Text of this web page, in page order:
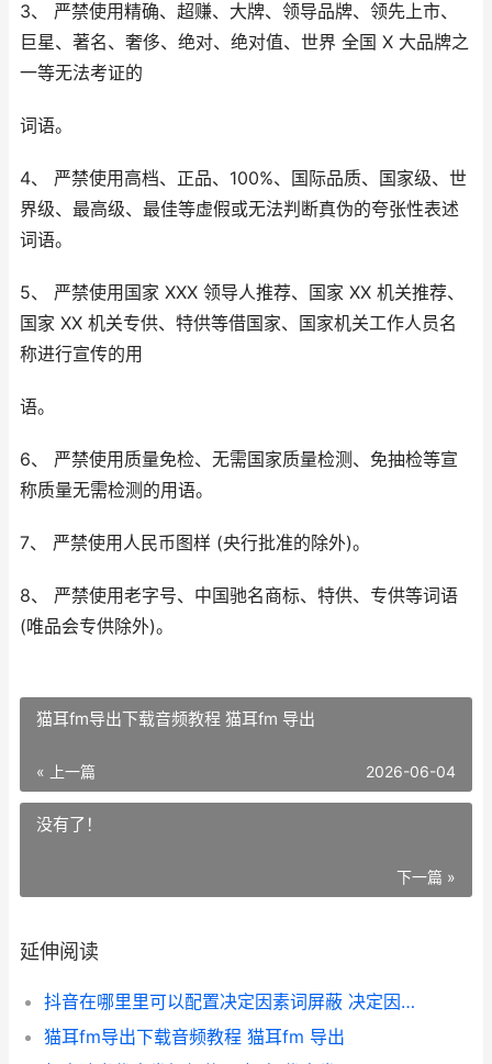
3、 严禁使用精确、超赚、大牌、领导品牌、领先上市、
巨星、著名、奢侈、绝对、绝对值、世界 全国 X 大品牌之
一等无法考证的
词语。
4、 严禁使用高档、正品、100%、国际品质、国家级、世
界级、最高级、最佳等虚假或无法判断真伪的夸张性表述
词语。
5、 严禁使用国家 XXX 领导人推荐、国家 XX 机关推荐、
国家 XX 机关专供、特供等借国家、国家机关工作人员名
称进行宣传的用
语。
6、 严禁使用质量免检、无需国家质量检测、免抽检等宣
称质量无需检测的用语。
7、 严禁使用人民币图样 (央行批准的除外)。
8、 严禁使用老字号、中国驰名商标、特供、专供等词语
(唯品会专供除外)。
猫耳fm导出下载音频教程 猫耳fm 导出
« 上一篇 2026-06-04
没有了！
下一篇 »
延伸阅读
抖音在哪里里可以配置决定因素词屏蔽 决定因素词屏蔽配置方式 抖音在哪里呢
猫耳fm导出下载音频教程 猫耳fm 导出